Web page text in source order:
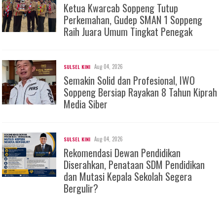
Ketua Kwarcab Soppeng Tutup
Perkemahan, Gudep SMAN 1 Soppeng
Raih Juara Umum Tingkat Penegak
SULSEL KINI Aug 04, 2026
Semakin Solid dan Profesional, IWO
Soppeng Bersiap Rayakan 8 Tahun Kiprah
Media Siber
SULSEL KINI Aug 04, 2026
Rekomendasi Dewan Pendidikan
Diserahkan, Penataan SDM Pendidikan
dan Mutasi Kepala Sekolah Segera
Bergulir?